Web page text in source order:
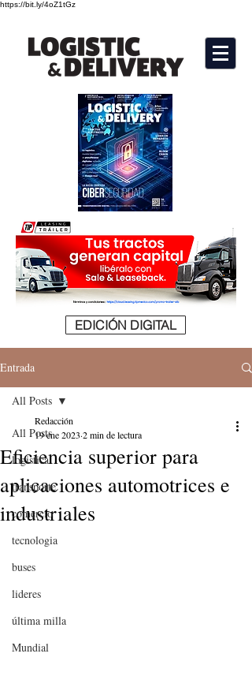
https://bit.ly/4oZ1tGz
EDICIÓN DIGITAL
Entrada
All Posts
logistica
transporte
comercio
tecnologia
buses
lideres
última milla
Mundial
All Posts
Eficiencia superior para
aplicaciones automotrices e
industriales
Redacción
19 ene 2023 2 min de lectura